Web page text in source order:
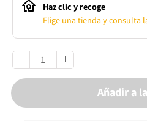
Haz clic y recoge
Elige una tienda y consulta
Añadir a